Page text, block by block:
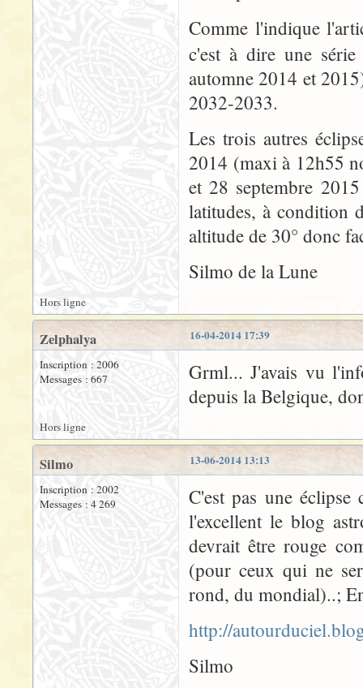
Comme l'indique
c'est à dire une
automne 2014 et
2032-2033.
Les trois autres
2014 (maxi à 12h55
et 28 septembre
latitudes, à condition
altitude de 30° donc
Silmo de la Lune
Hors ligne
16-04-2014 17:39
Zelphalya
Inscription : 2006
Messages : 667
Grml... J'avais vu
depuis la Belgique,
Hors ligne
13-06-2014 13:13
Silmo
Inscription : 2002
Messages : 4 269
C'est pas une
l'excellent le blog
devrait être rouge
(pour ceux qui ne
rond, du mondial)..;
http://
Silmo